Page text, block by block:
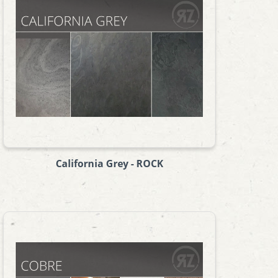
California Grey - ROCK